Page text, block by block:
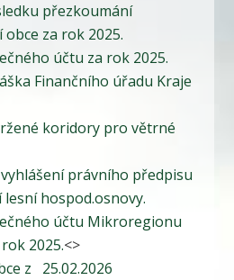
přezkoumání
za rok 2025.
účtu za rok 2025.
Finančního úřadu Kraje
koridory pro větrné
právního předpisu
lesní hospod.osnovy.
účtu Mikroregionu
2025.<>
z 25.02.2026